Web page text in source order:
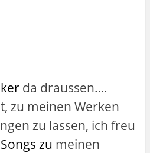
da draussen….
zu meinen Werken
zu lassen, ich freu
Songs zu meinen